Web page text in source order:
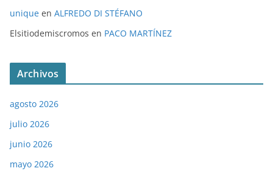
unique en ALFREDO DI STÉFANO
Elsitiodemiscromos en PACO MARTÍNEZ
Archivos
agosto 2026
julio 2026
junio 2026
mayo 2026